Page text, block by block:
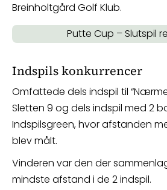
Breinholtgård Golf Klub.
Putte Cup – Slutspil
Indspils konkurrencer
Omfattede dels indspil til
Sletten 9 og dels indspil med 2
Indspilsgreen, hvor afstanden
blev målt.
Vinderen var den der
mindste afstand i de 2 indspil.